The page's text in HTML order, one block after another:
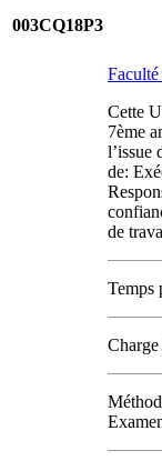
003CQ18P3
Cette
7ème
l’issue
de:
de
Temps